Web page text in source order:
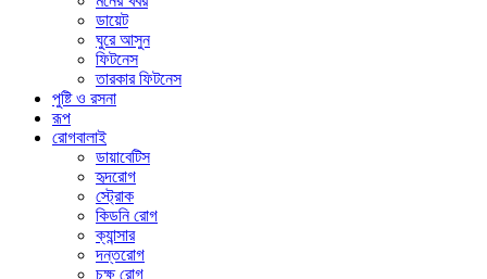
ডায়েট
ঘুরে আসুন
ফিটনেস
তারকার ফিটনেস
পুষ্টি ও রসনা
রূপ
রোগবালাই
ডায়াবেটিস
হৃদরোগ
স্ট্রোক
কিডনি রোগ
ক্যান্সার
দন্তরোগ
চক্ষু রোগ